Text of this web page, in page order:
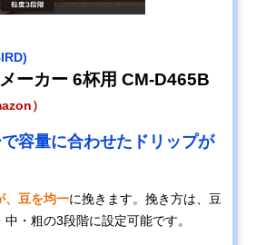
ーカー 6杯用 CM-D465B
）
容量に合わせたドリップが
、豆を均一に挽きます。挽き方は、豆
・粗の3段階に設定可能です。